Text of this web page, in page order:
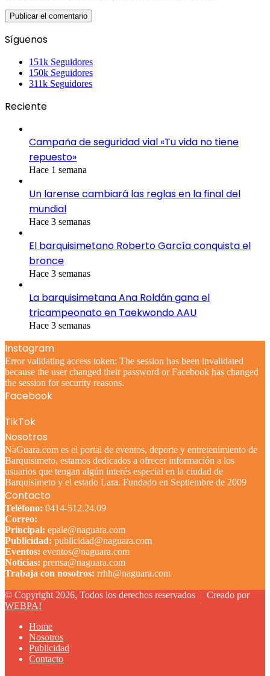
Síguenos
151k Seguidores
150k Seguidores
311k Seguidores
Reciente
Campaña de seguridad vial «Tu vida no tiene
repuesto»
Hace 1 semana
Un larense cambiará las reglas en la final del
mundial
Hace 3 semanas
El barquisimetano Roberto García conquista el
bronce
Hace 3 semanas
La barquisimetana Ana Roldán gana el
tricampeonato en Taekwondo AAU
Hace 3 semanas
Instagram
Error validating access token: The session has been invalidated
because the user changed their password or Facebook has changed
the session for security reasons.
Facebook
TikTok
Nosotros
NaGuara.com es el portal de eventos, deporte y entretenimiento de
Barquisimeto, estamos dedicados a ofrecer información a los
usuarios que tengan algún interés especial en la ciudad de
Barquisimeto y el estado Lara. Fundado en Septiembre de 2009
Contacto
Teléfono: 0414-512.24.09
Correo:
Principal: epale@naguara.com
Publicidad: publicidad@naguara.com
Eventos: eventos@naguara.com
Noticias: prensa@naguara.com
Trabaja con nosotros: rrhh@naguara.com
© Copyright 2026, Todos los derechos reservados | Creado por
WEBPA!
Home
Nosotros
Publicidad
Contacto